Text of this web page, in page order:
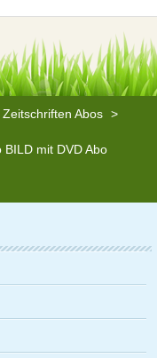
Zeitschriften Abos >
mit DVD Abo